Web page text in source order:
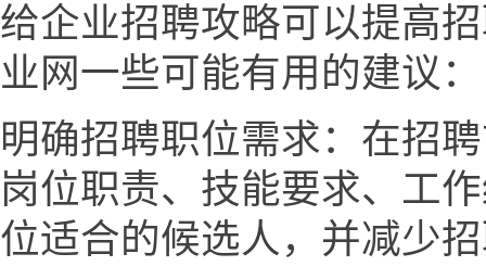
给企业招聘攻略可以提高
业网一些可能有用的建议：
明确招聘职位需求：在招
岗位职责、技能要求、工
位适合的候选人，并减少